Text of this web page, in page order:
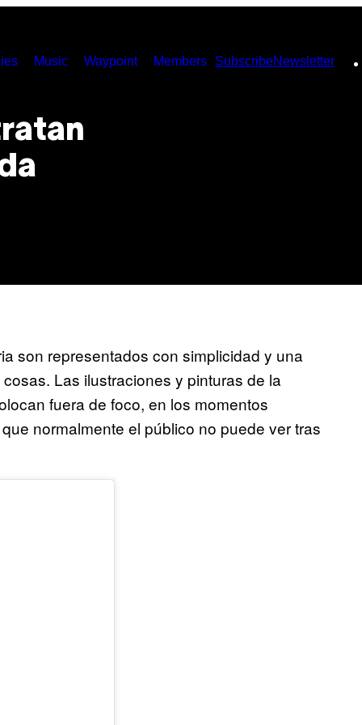
Music Waypoint Members SubscribeNewsletter
son representados con simplicidad y una
Las ilustraciones y pinturas de la
fuera de foco, en los momentos
normalmente el público no puede ver tras